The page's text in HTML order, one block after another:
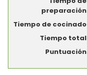
preparación
Tiempo de cocinado
Tiempo total
Puntuación